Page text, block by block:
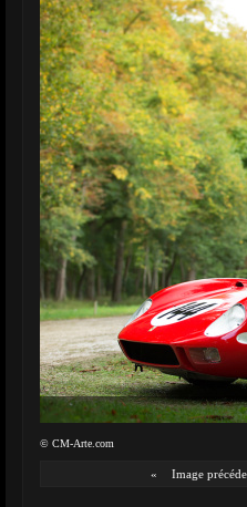
© CM-Arte.com
« Image